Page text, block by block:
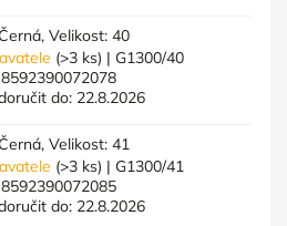
Velikost: 40
(>3 ks) | G1300/40
8592390072078
do: 22.8.2026
Velikost: 41
(>3 ks) | G1300/41
8592390072085
do: 22.8.2026